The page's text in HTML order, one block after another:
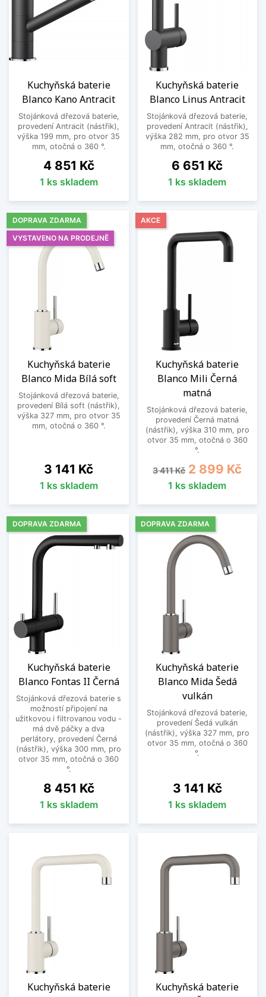
Kuchyňská baterie
Blanco Kano Antracit
Stojánková dřezová baterie,
provedení Antracit (nástřik),
výška 199 mm, pro otvor 35
mm, otočná o 360 °.
Cena
4 851 Kč
1 ks skladem
Kuchyňská baterie
Blanco Linus Antracit
Stojánková dřezová baterie,
provedení Antracit (nástřik),
výška 282 mm, pro otvor 35
mm, otočná o 360 °.
Cena
6 651 Kč
1 ks skladem
Kuchyňská baterie
Blanco Mida Bílá soft
Stojánková dřezová baterie,
provedení Bílá soft (nástřik),
výška 327 mm, pro otvor 35
mm, otočná o 360 °.
Cena
3 141 Kč
1 ks skladem
DOPRAVA ZDARMA
VYSTAVENO NA PRODEJNĚ
Kuchyňská baterie
Blanco Mili Černá
matná
Stojánková dřezová baterie,
provedení Černá matná
(nástřik), výška 310 mm, pro
otvor 35 mm, otočná o 360
°.
Běžná cena
3 411 Kč Cena
2 899 Kč
1 ks skladem
AKCE
Kuchyňská baterie
Blanco Fontas II Černá
Stojánková dřezová baterie s
možností připojení na
užitkovou i filtrovanou vodu -
má dvě páčky a dva
perlátory, provedení Černá
(nástřik), výška 300 mm, pro
otvor 35 mm, otočná o 360
°.
Cena
8 451 Kč
1 ks skladem
DOPRAVA ZDARMA
Kuchyňská baterie
Blanco Mida Šedá
vulkán
Stojánková dřezová baterie,
provedení Šedá vulkán
(nástřik), výška 327 mm, pro
otvor 35 mm, otočná o 360
°.
Cena
3 141 Kč
1 ks skladem
DOPRAVA ZDARMA
Kuchyňská baterie
Kuchyňská baterie